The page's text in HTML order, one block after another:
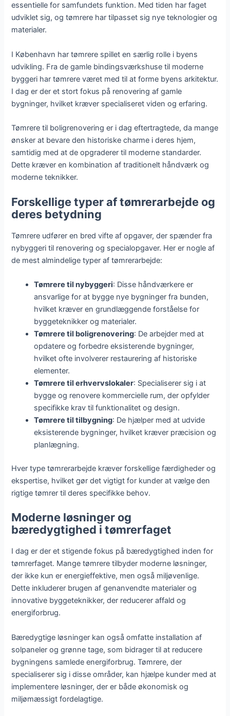
essentielle for samfundets funktion. Med tiden har faget
udviklet sig, og tømrere har tilpasset sig nye teknologier og
materialer.
I København har tømrere spillet en særlig rolle i byens
udvikling. Fra de gamle bindingsværkshuse til moderne
byggeri har tømrere været med til at forme byens arkitektur.
I dag er der et stort fokus på renovering af gamle
bygninger, hvilket kræver specialiseret viden og erfaring.
Tømrere til boligrenovering er i dag eftertragtede, da mange
ønsker at bevare den historiske charme i deres hjem,
samtidig med at de opgraderer til moderne standarder.
Dette kræver en kombination af traditionelt håndværk og
moderne teknikker.
Forskellige typer af tømrerarbejde og
deres betydning
Tømrere udfører en bred vifte af opgaver, der spænder fra
nybyggeri til renovering og specialopgaver. Her er nogle af
de mest almindelige typer af tømrerarbejde:
Tømrere til nybyggeri: Disse håndværkere er
ansvarlige for at bygge nye bygninger fra bunden,
hvilket kræver en grundlæggende forståelse for
byggeteknikker og materialer.
Tømrere til boligrenovering: De arbejder med at
opdatere og forbedre eksisterende bygninger,
hvilket ofte involverer restaurering af historiske
elementer.
Tømrere til erhvervslokaler: Specialiserer sig i at
bygge og renovere kommercielle rum, der opfylder
specifikke krav til funktionalitet og design.
Tømrere til tilbygning: De hjælper med at udvide
eksisterende bygninger, hvilket kræver præcision og
planlægning.
Hver type tømrerarbejde kræver forskellige færdigheder og
ekspertise, hvilket gør det vigtigt for kunder at vælge den
rigtige tømrer til deres specifikke behov.
Moderne løsninger og
bæredygtighed i tømrerfaget
I dag er der et stigende fokus på bæredygtighed inden for
tømrerfaget. Mange tømrere tilbyder moderne løsninger,
der ikke kun er energieffektive, men også miljøvenlige.
Dette inkluderer brugen af genanvendte materialer og
innovative byggeteknikker, der reducerer affald og
energiforbrug.
Bæredygtige løsninger kan også omfatte installation af
solpaneler og grønne tage, som bidrager til at reducere
bygningens samlede energiforbrug. Tømrere, der
specialiserer sig i disse områder, kan hjælpe kunder med at
implementere løsninger, der er både økonomisk og
miljømæssigt fordelagtige.